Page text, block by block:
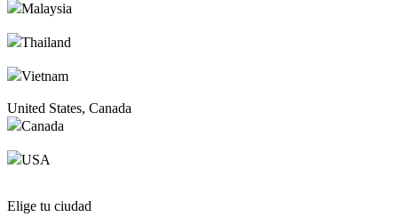
Malaysia
Thailand
Vietnam
United States, Canada
Canada
USA
Elige tu ciudad